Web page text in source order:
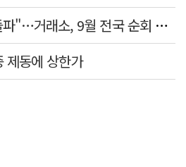
"밸류업 공시 747사 돌파"…거래소, 9월 전국 순회 설명회 연다
제동에 상한가